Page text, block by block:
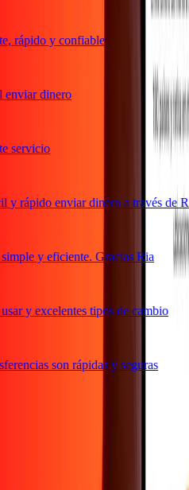
rápido y confiable
dinero
rápido enviar dinero a través de Ria
y eficiente. Gracias Ria
y excelentes tipos de cambio
son rápidas y seguras